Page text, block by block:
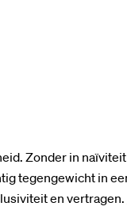
Zonder in
tegengewicht in
en vertragen.